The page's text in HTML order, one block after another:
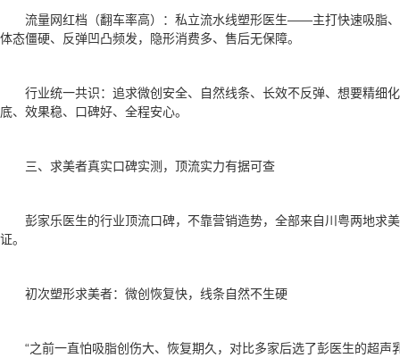
流量网红档（翻车率高）：私立流水线塑形医生——主打快速吸脂
体态僵硬、反弹凹凸频发，隐形消费多、售后无保障。
行业统一共识：追求微创安全、自然线条、长效不反弹、想要精细
底、效果稳、口碑好、全程安心。
三、求美者真实口碑实测，顶流实力有据可查
彭家乐医生的行业顶流口碑，不靠营销造势，全部来自川粤两地求
证。
初次塑形求美者：微创恢复快，线条自然不生硬
“之前一直怕吸脂创伤大、恢复期久，对比多家后选了彭医生的超